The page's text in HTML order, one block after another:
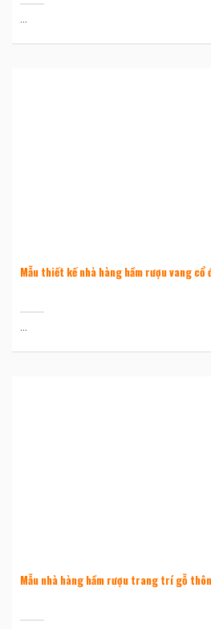
Mẫu thiết kế nhà hàng hầm rượu vang cổ
Mẫu nhà hàng hầm rượu trang trí gỗ